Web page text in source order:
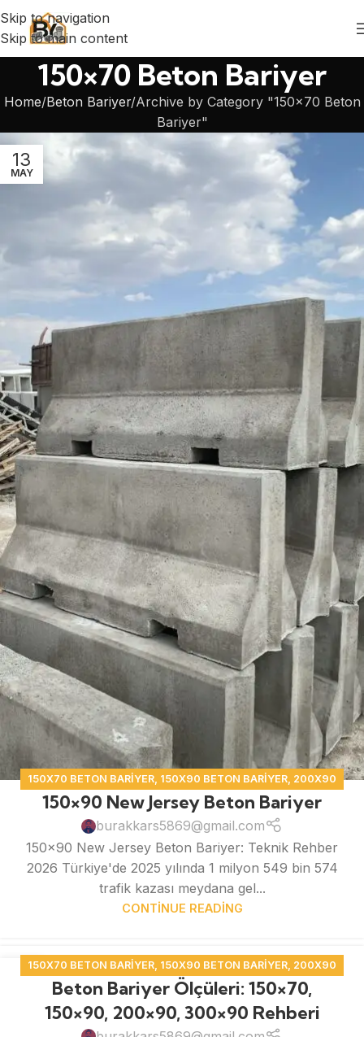
Skip to navigation
Skip to main content
150×70 Beton Bariyer
Home Beton Bariyer Archive by Category "150×70 Beton
Bariyer"
13
MAY
150X70 BETON BARIYER, 150X90 BETON BARIYER, 200X90
BETON BARIYER,BETON BARIYER
150×90 New Jersey Beton Bariyer
burakkars5869@gmail.com
150x90 New Jersey Beton Bariyer: Teknik Rehber
2026 Türkiye'de 2025 yılında 1 milyon 549 bin 574
trafik kazası meydana gel...
CONTINUE READING
13150X70 BETON BARIYER, 150X90 BETON BARIYER, 200X90
BETON BARIYER,BETON BARIYER
Beton Bariyer Ölçüleri: 150×70,
150×90, 200×90, 300×90 Rehberi